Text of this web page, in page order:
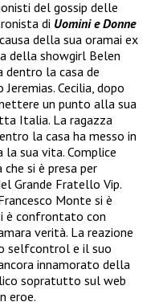
del gossip delle
di Uomini e Donne
della sua oramai ex
della showgirl Belen
dentro la casa de
Cecilia, dopo
un punto alla sua
Italia. La ragazza
la casa ha messo in
sua vita. Complice
si è presa per
Grande Fratello Vip.
Monte si è
è confrontato con
verità. La reazione
selfcontrol e il suo
innamorato della
sopratutto sul web
eroe.